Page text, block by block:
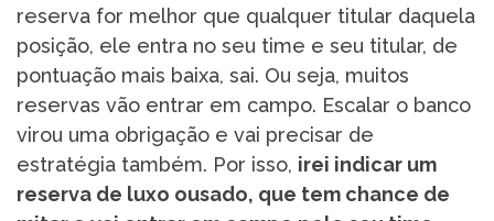
reserva for melhor que qualquer titular daquela
posição, ele entra no seu time e seu titular, de
pontuação mais baixa, sai. Ou seja, muitos
reservas vão entrar em campo. Escalar o banco
virou uma obrigação e vai precisar de
estratégia também. Por isso, irei indicar um
reserva de luxo ousado, que tem chance de